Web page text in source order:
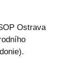
Ostrava